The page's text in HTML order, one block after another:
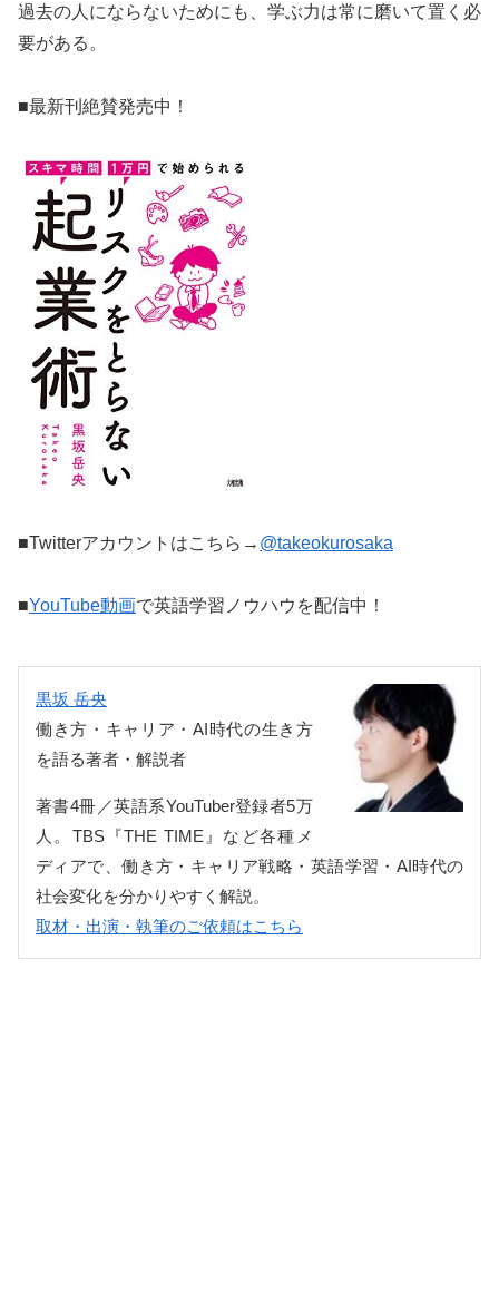
過去の人にならないためにも、学ぶ力は常に磨いて置く必
要がある。
■最新刊絶賛発売中！
■Twitterアカウントはこちら→ @takeokurosaka
■YouTube動画で英語学習ノウハウを配信中！
黒坂 岳央
働き方・キャリア・AI時代の生き方
を語る著者・解説者
著書4冊／英語系YouTuber登録者5万
人。TBS『THE TIME』など各種メ
ディアで、働き方・キャリア戦略・英語学習・AI時代の
社会変化を分かりやすく解説。
取材・出演・執筆のご依頼はこちら